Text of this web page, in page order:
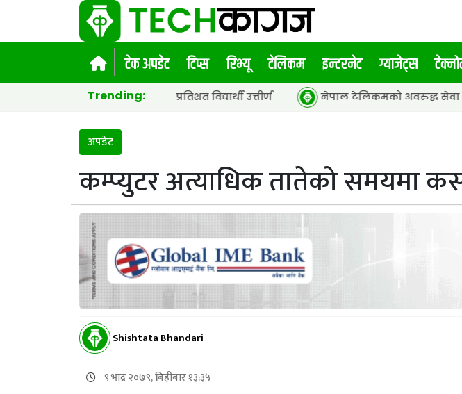
टेक अपडेट टिप्स रिभ्यू टेलिकम इन्टरनेट ग्याजेट्स
Trending:
सार्वजनिक, ६५.९८ प्रतिशत विद्यार्थी उत्तीर्ण नेपाल टेलिकमको अवरुद्ध सेवा पुनः
अपडेट
कम्प्युटर अत्याधिक तातेको समयमा
Shishtata Bhandari
९ भाद्र २०७९, बिहीबार १३:३५